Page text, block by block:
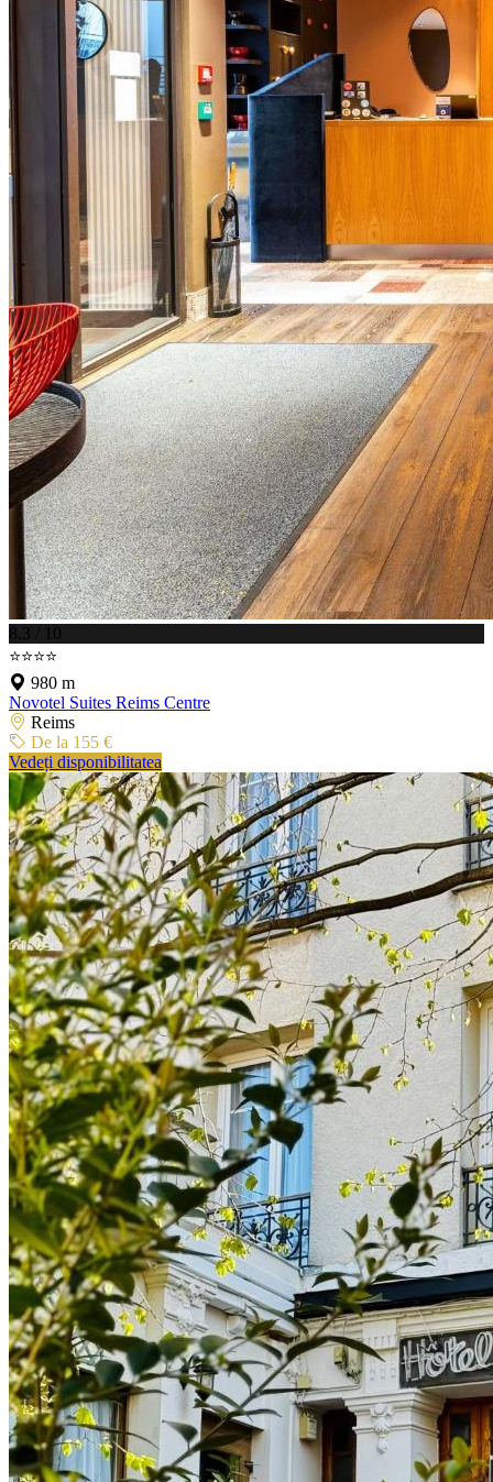
8.3 / 10
⭐⭐⭐⭐
980 m
Novotel Suites Reims Centre
Reims
De la 155 €
Vedeți disponibilitatea